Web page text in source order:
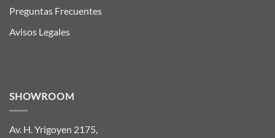
Preguntas Frecuentes
Avisos Legales
SHOWROOM
Av. H. Yrigoyen 2175,